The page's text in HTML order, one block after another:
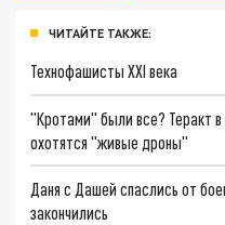
ЧИТАЙТЕ ТАКЖЕ:
Технофашисты XXI века
"Кротами" были все? Теракт
охотятся "живые дроны"
Даня с Дашей спаслись от
закончились